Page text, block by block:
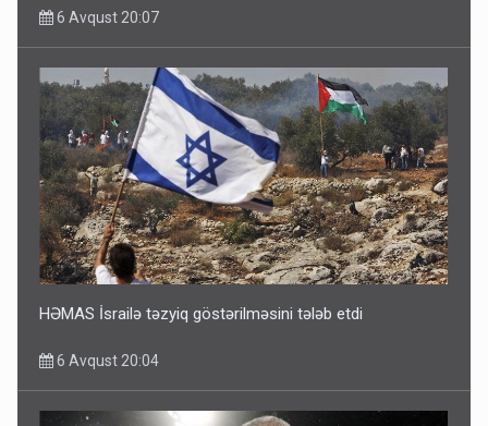
6 Avqust 20:07
HƏMAS İsrailə təzyiq göstərilməsini tələb etdi
6 Avqust 20:04